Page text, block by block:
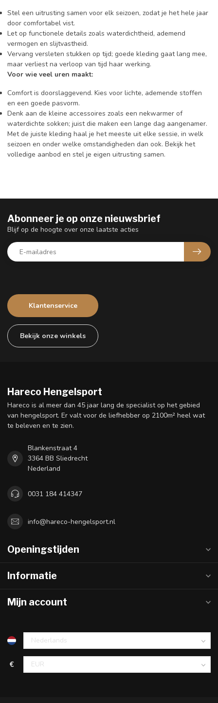
Stel een uitrusting samen voor elk seizoen, zodat je het hele jaar
door comfortabel vist.
Let op functionele details zoals waterdichtheid, ademend
vermogen en slijtvastheid.
Vervang versleten stukken op tijd; goede kleding gaat lang mee,
maar verliest na verloop van tijd haar werking.
Voor wie veel uren maakt:
Comfort is doorslaggevend. Kies voor lichte, ademende stoffen
en een goede pasvorm.
Denk aan de kleine accessoires zoals een nekwarmer of
waterdichte sokken; juist die maken een lange dag aangenamer.
Met de juiste kleding haal je het meeste uit elke sessie, in welk
seizoen en onder welke omstandigheden dan ook. Bekijk het
volledige aanbod en stel je eigen uitrusting samen.
Klantenservice
Bekijk onze winkels
Abonneer je op onze nieuwsbrief
Blijf op de hoogte over onze laatste acties
Hareco Hengelsport
Hareco is al meer dan 45 jaar lang de specialist op het gebied
van hengelsport. Er valt voor de liefhebber op 2100m² heel wat
te beleven en te zien.
Blankenstraat 4
3364 BB Sliedrecht
Nederland
0031 184 414347
info@hareco-hengelsport.nl
Openingstijden
Informatie
Mijn account
€